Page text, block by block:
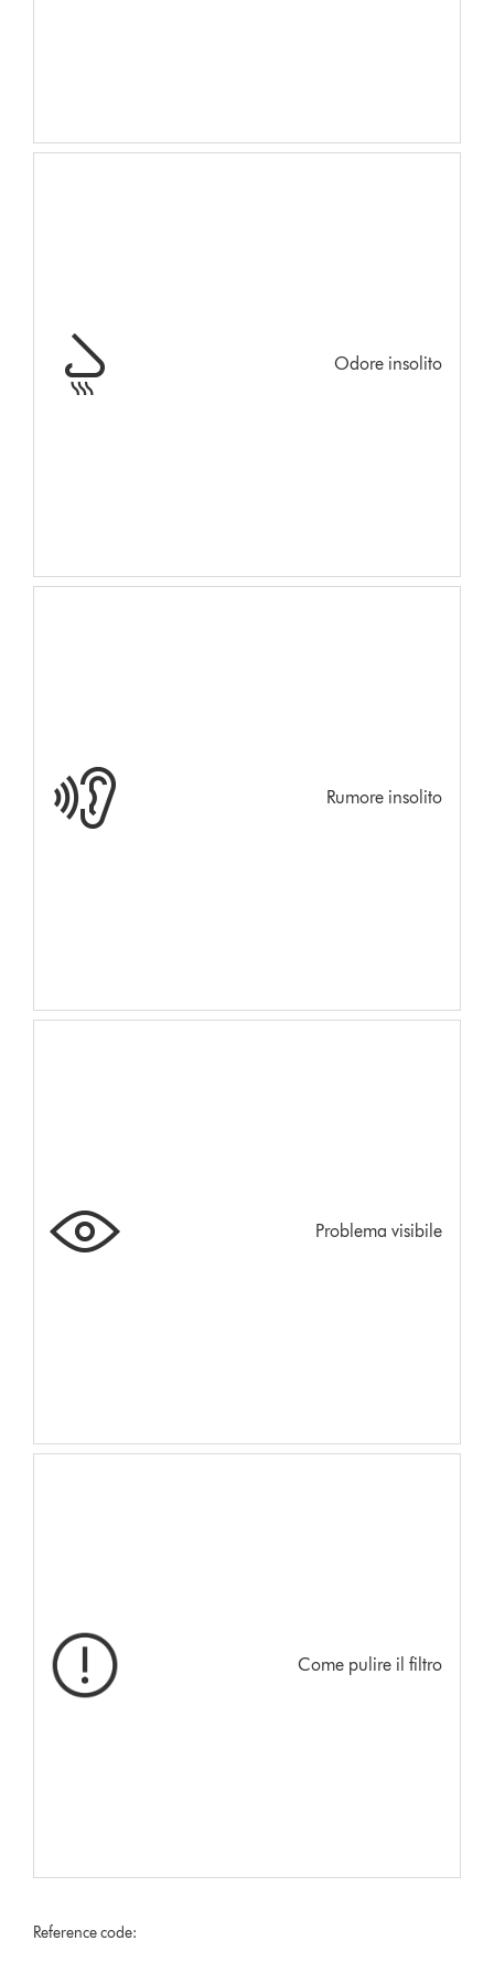
Odore insolito
Rumore insolito
Problema visibile
Come pulire il filtro
Reference code: